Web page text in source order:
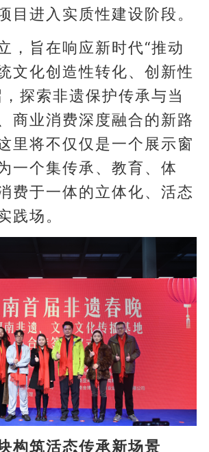
目进入实质性建设阶段。
，旨在响应新时代“推动
文化创造性转化、创新性
探索非遗保护传承与当
商业消费深度融合的新路
里将不仅仅是一个展示窗
一个集传承、教育、体
费于一体的立体化、活态
践场。
构筑活态传承新场景